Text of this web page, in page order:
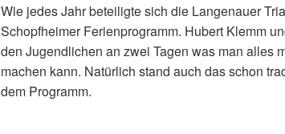
Wie jedes Jahr beteiligte sich die Langenauer
Schopfheimer Ferienprogramm. Hubert Klemm
den Jugendlichen an zwei Tagen was man alles
machen kann. Natürlich stand auch das schon
dem Programm.